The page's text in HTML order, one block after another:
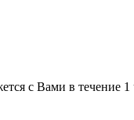
с Вами в течение 1